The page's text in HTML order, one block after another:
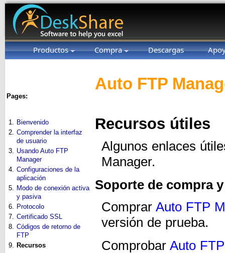
Productos Compra Descargas
Pages:
1.
Bienvenido
2. Comprender la interfaz
de usuario
3.
Usando Auto FTP
Manager
4. Configuraciones de la
aplicación
5.
Modo de conexión activa
y pasiva
6.
Protocolo
7. Certificado SSL
8. Códigos de retorno de
FTP
9.
Recursos
Auto FTP
Recursos útiles
Algunos enlaces
Manager.
Soporte de compra
Comprar Auto FTP
versión de prueba.
Comprobar Auto